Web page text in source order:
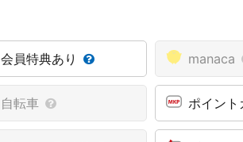
会員特典あり manaca
自転車 ポイン